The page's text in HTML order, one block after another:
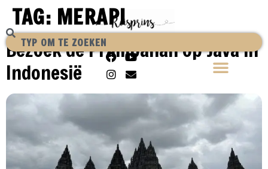
TAG: MERAPI
Bezoek de Prambanan op Java in
Indonesië